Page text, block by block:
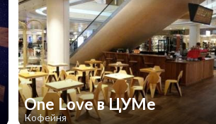
One Love в ЦУМе
Кофейня